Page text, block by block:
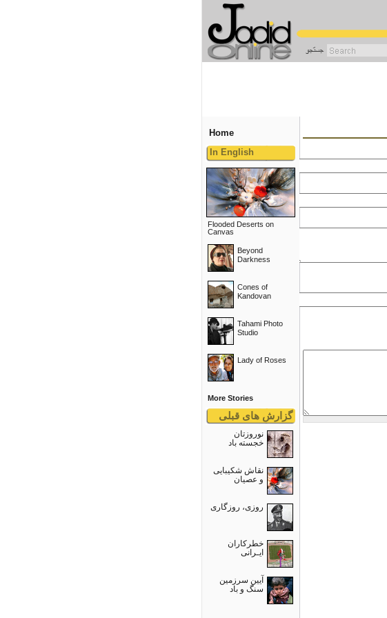
Home
In English
Flooded Deserts on
Canvas
Beyond
Darkness
Cones of
Kandovan
Tahami Photo
Studio
Lady of Roses
More Stories
گزارش های قبلی
نوروزتان
خجسته باد
نقاش شکیبایی
و عصيان
روزی، روزگاری
خطرکاران
ایـرانی
آیین سرزمین
سنگ و باد